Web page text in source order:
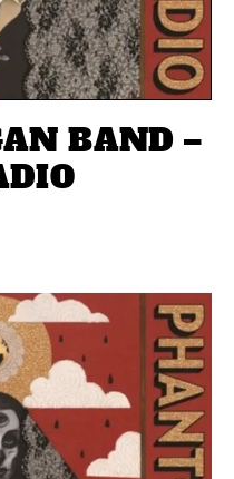
BAND –